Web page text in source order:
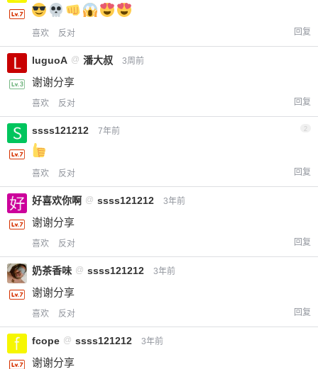
喜欢 反对 回复
luguoA @ 潘大叔 3周前
谢谢分享
喜欢 反对 回复
ssss121212 7年前 2
喜欢 反对 回复
好喜欢你啊 @ ssss121212 3年前
谢谢分享
喜欢 反对 回复
奶茶香味 @ ssss121212 3年前
谢谢分享
喜欢 反对 回复
fcope @ ssss121212 3年前
谢谢分享